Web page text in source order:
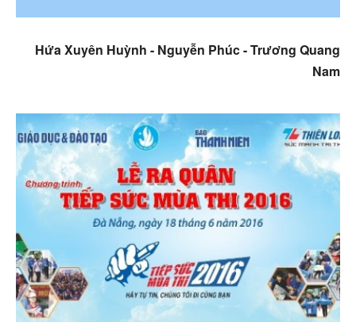
Hứa Xuyên Huỳnh - Nguyễn Phúc - Trương Quang
Nam
Youtube
Linkedin